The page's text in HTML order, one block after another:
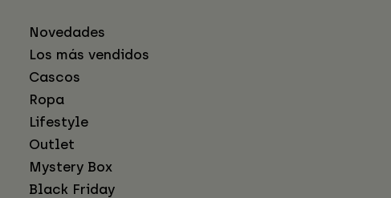
Novedades
Los más vendidos
Cascos
Ropa
Lifestyle
Outlet
Mystery Box
Black Friday